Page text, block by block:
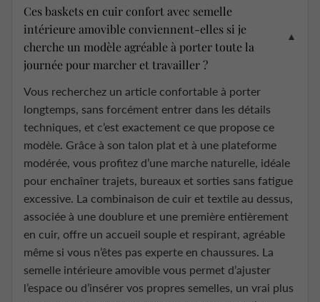
Ces baskets en cuir confort avec semelle
intérieure amovible conviennent-elles si je
cherche un modèle agréable à porter toute la
journée pour marcher et travailler ?
▼
Vous recherchez un article confortable à porter
longtemps, sans forcément entrer dans les détails
techniques, et c’est exactement ce que propose ce
modèle. Grâce à son talon plat et à une plateforme
modérée, vous profitez d’une marche naturelle, idéale
pour enchaîner trajets, bureaux et sorties sans fatigue
excessive. La combinaison de cuir et textile au dessus,
associée à une doublure et une première entièrement
en cuir, offre un accueil souple et respirant, agréable
même si vous n’êtes pas experte en chaussures. La
semelle intérieure amovible vous permet d’ajuster
l’espace ou d’insérer vos propres semelles, un vrai plus